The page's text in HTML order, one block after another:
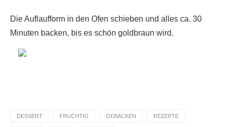
Die Auflaufform in den Ofen schieben und alles ca. 30
Minuten backen, bis es schön goldbraun wird.
DESSERT FRUCHTIG GEBACKEN REZEPTE